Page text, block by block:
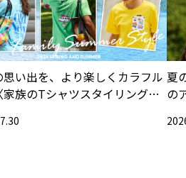
い出を、より楽しくカラフル
家族のTシャツスタイリング特
夏
の